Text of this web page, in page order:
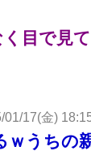
目で見
01/17(金)
ｗうちの